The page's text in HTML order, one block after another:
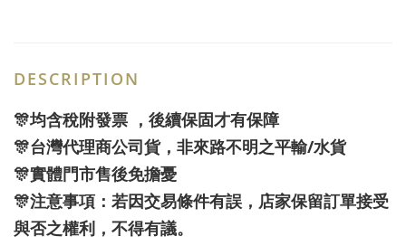
DESCRIPTION
🎊均含稅附發票 ，後續保固才有保障
🎊台灣代理商公司貨，非來路不明之平輸/水貨
🎊實體門市售後免擔憂
🎊注意事項：若因交易條件有誤，店家保留訂單接受
與否之權利，不得有議。